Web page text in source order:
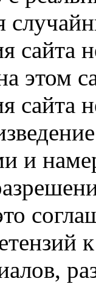
этом
и